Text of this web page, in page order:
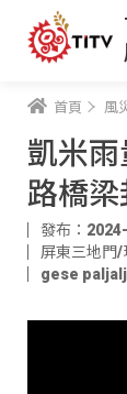
首頁 風
凱米
路橋
發布：
屏東三地門/
gese